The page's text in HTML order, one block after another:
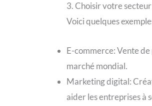
3. Choisir votre
Voici quelques
E-commerce: Vente
marché mondial.
Marketing digital:
aider les entreprises à